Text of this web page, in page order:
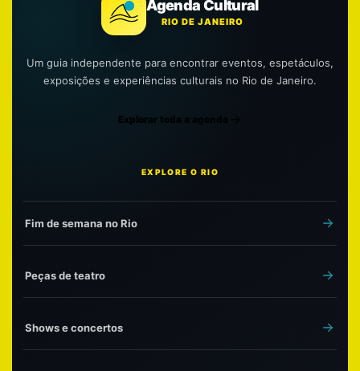
Agenda Cultural
RIO DE JANEIRO
Um guia independente para encontrar eventos, espetáculos,
exposições e experiências culturais no Rio de Janeiro.
Explorar toda a agenda
EXPLORE O RIO
Fim de semana no Rio
Peças de teatro
Shows e concertos